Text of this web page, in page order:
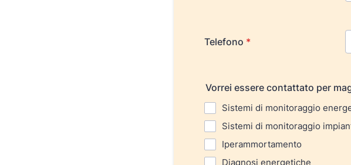
Telefono *
Vorrei essere contattato per
Sistemi di monitoraggio
Sistemi di monitoraggio
Iperammortamento
Diagnosi energetiche